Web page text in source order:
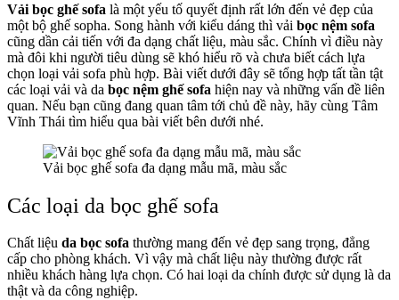
Vải bọc ghế sofa là một yếu tố quyết định rất lớn đến vẻ đẹp của
một bộ ghế sopha. Song hành với kiểu dáng thì vải bọc nệm sofa
cũng dần cải tiến với đa dạng chất liệu, màu sắc. Chính vì điều này
mà đôi khi người tiêu dùng sẽ khó hiểu rõ và chưa biết cách lựa
chọn loại vải sofa phù hợp. Bài viết dưới đây sẽ tổng hợp tất tần tật
các loại vải và da bọc nệm ghế sofa hiện nay và những vấn đề liên
quan. Nếu bạn cũng đang quan tâm tới chủ đề này, hãy cùng Tâm
Vĩnh Thái tìm hiểu qua bài viết bên dưới nhé.
Vải bọc ghế sofa đa dạng mẫu mã, màu sắc
Các loại da bọc ghế sofa
Chất liệu da bọc sofa thường mang đến vẻ đẹp sang trọng, đẳng
cấp cho phòng khách. Vì vậy mà chất liệu này thường được rất
nhiều khách hàng lựa chọn. Có hai loại da chính được sử dụng là da
thật và da công nghiệp.